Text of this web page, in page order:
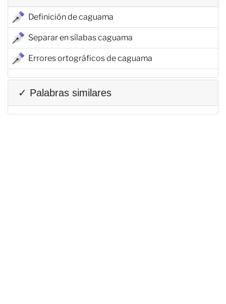
Definición de caguama
Separar en sílabas caguama
Errores ortográficos de caguama
✓ Palabras similares